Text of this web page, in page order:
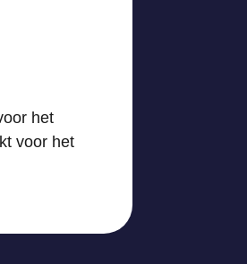
het
voor het